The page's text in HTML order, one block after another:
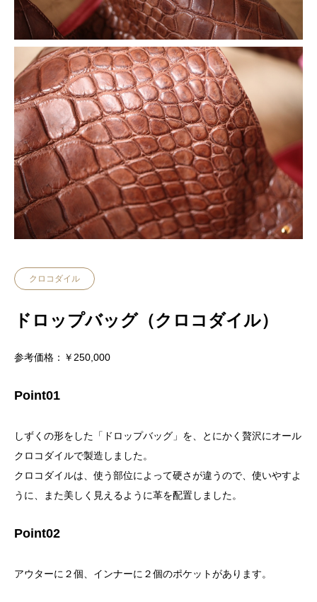
クロコダイル
ドロップバッグ（クロコダイル）
参考価格：￥250,000
Point01
しずくの形をした「ドロップバッグ」を、とにかく贅沢にオール
クロコダイルで製造しました。
クロコダイルは、使う部位によって硬さが違うので、使いやすよ
うに、また美しく見えるように革を配置しました。
Point02
アウターに２個、インナーに２個のポケットがあります。